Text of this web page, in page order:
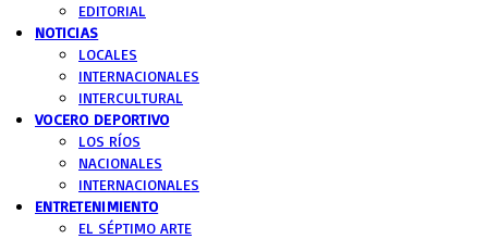
EDITORIAL
NOTICIAS
LOCALES
INTERNACIONALES
INTERCULTURAL
VOCERO DEPORTIVO
LOS RÍOS
NACIONALES
INTERNACIONALES
ENTRETENIMIENTO
EL SÉPTIMO ARTE